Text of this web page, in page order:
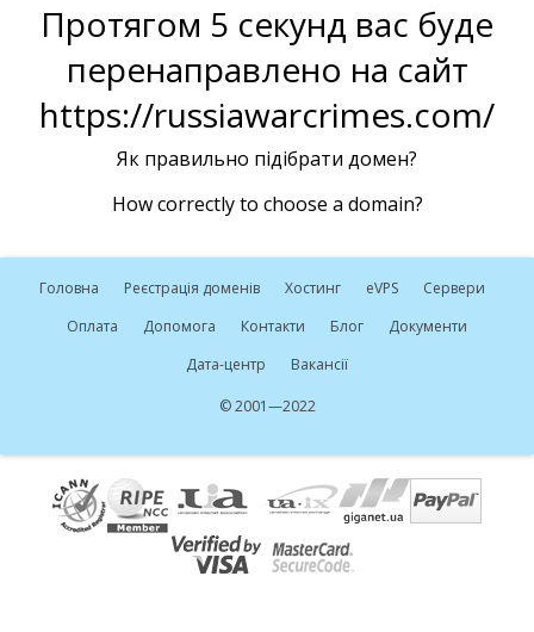
Протягом 5 секунд вас буде
перенаправлено на сайт
https://russiawarcrimes.com/
Як правильно підібрати домен?
How correctly to choose a domain?
Головна Реєстрація доменів Хостинг eVPS
Сервери
Оплата
Допомога Контакти Блог
Документи
Дата-центр
Вакансії
© 2001—2022